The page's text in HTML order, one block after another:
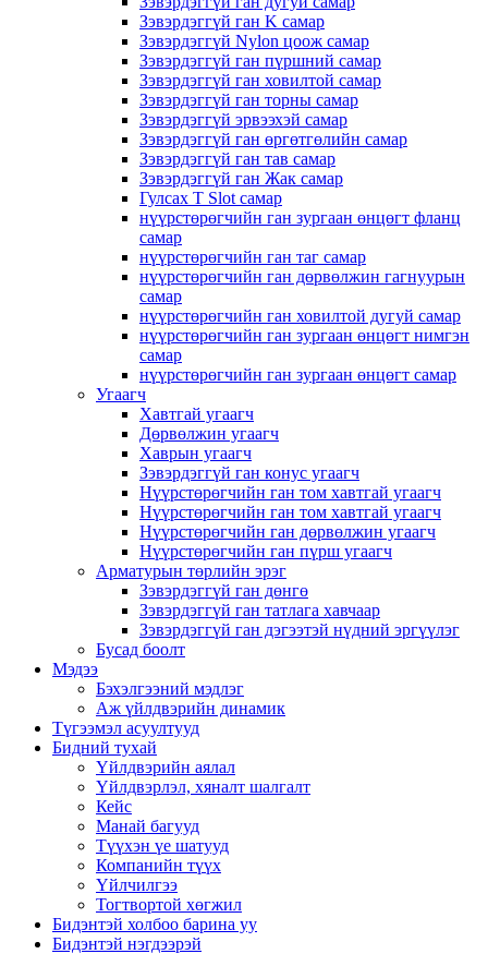
Зэвэрдэггүй ган K самар
Зэвэрдэггүй Nylon цоож самар
Зэвэрдэггүй ган пүршний самар
Зэвэрдэггүй ган ховилтой самар
Зэвэрдэггүй ган торны самар
Зэвэрдэггүй эрвээхэй самар
Зэвэрдэггүй ган өргөтгөлийн самар
Зэвэрдэггүй ган тав самар
Зэвэрдэггүй ган Жак самар
Гулсах T Slot самар
нүүрстөрөгчийн ган зургаан өнцөгт фланц
самар
нүүрстөрөгчийн ган таг самар
нүүрстөрөгчийн ган дөрвөлжин гагнуурын
самар
нүүрстөрөгчийн ган ховилтой дугуй самар
нүүрстөрөгчийн ган зургаан өнцөгт нимгэн
самар
нүүрстөрөгчийн ган зургаан өнцөгт самар
Угаагч
Хавтгай угаагч
Дөрвөлжин угаагч
Хаврын угаагч
Зэвэрдэггүй ган конус угаагч
Нүүрстөрөгчийн ган том хавтгай угаагч
Нүүрстөрөгчийн ган том хавтгай угаагч
Нүүрстөрөгчийн ган дөрвөлжин угаагч
Нүүрстөрөгчийн ган пүрш угаагч
Арматурын төрлийн эрэг
Зэвэрдэггүй ган дөнгө
Зэвэрдэггүй ган татлага хавчаар
Зэвэрдэггүй ган дэгээтэй нүдний эргүүлэг
Бусад боолт
Мэдээ
Бэхэлгээний мэдлэг
Аж үйлдвэрийн динамик
Түгээмэл асуултууд
Бидний тухай
Үйлдвэрийн аялал
Үйлдвэрлэл, хяналт шалгалт
Кейс
Манай багууд
Түүхэн үе шатууд
Компанийн түүх
Үйлчилгээ
Тогтвортой хөгжил
Бидэнтэй холбоо барина уу
Бидэнтэй нэгдээрэй